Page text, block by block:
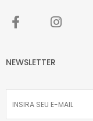
NEWSLETTER